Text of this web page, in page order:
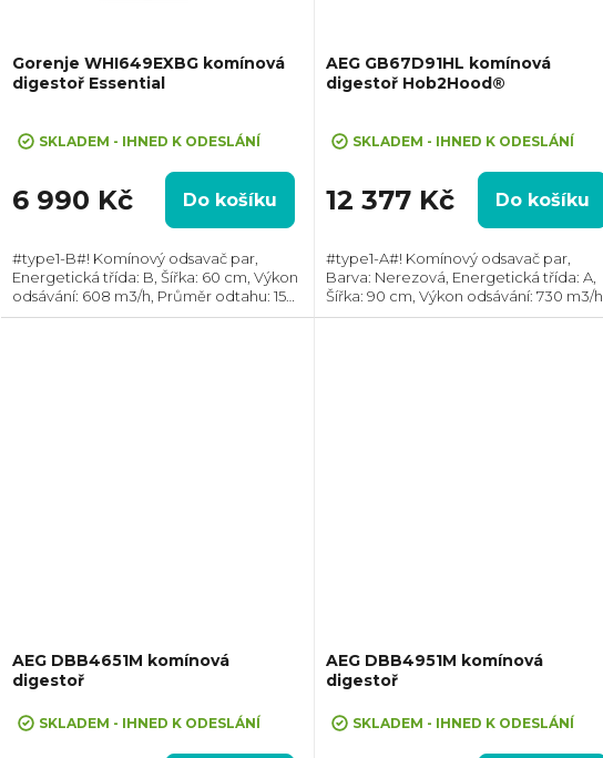
d
u
k
t
ů
r
o
d
u
k
Gorenje WHI649EXBG komínová
digestoř Essential
hodnocení
je
5,0
5
hvězdiček.
SKLADEM - IHNED K ODESLÁNÍ
6 990 Kč Do košíku
#type1-B#! Komínový odsavač par,
Energetická třída: B, Šířka: 60 cm, Výkon
odsávání: 608 m3/h, Průměr odtahu: 150
mm, Směr odtahu: Horní, Možnost
AEG GB67D91HL komínová
digestoř Hob2Hood®
hodnocení
je
5,0
5
hvězdiček.
SKLADEM - IHNED K ODESLÁNÍ
12 377 Kč Do košíku
#type1-A#! Komínový odsavač par,
Barva: Nerezová, Energetická třída: A,
Šířka: 90 cm, Výkon odsávání: 730 m3/h,
Průměr odtahu: 150 mm, Směr odtahu:
AEG DBB4651M komínová
digestoř
SKLADEM - IHNED K ODESLÁNÍ
AEG DBB4951M komínová
digestoř
SKLADEM - IHNED K ODESLÁNÍ